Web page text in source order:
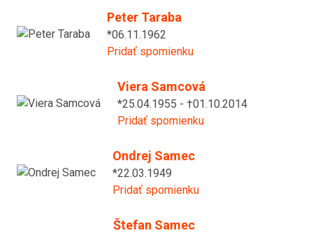
Peter Taraba
*06.11.1962
Pridať spomienku
Viera Samcová
*25.04.1955 - †01.10.2014
Pridať spomienku
Ondrej Samec
*22.03.1949
Pridať spomienku
Štefan Samec